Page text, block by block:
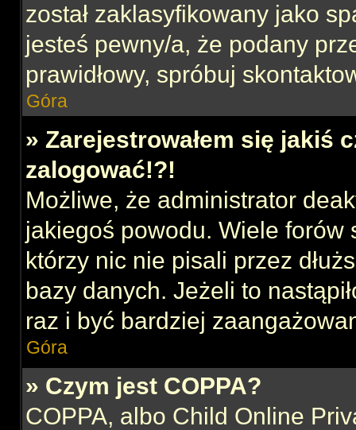
został zaklasyfikowany jako
jesteś pewny/a, że podany
prawidłowy, spróbuj
Góra
» Zarejestrowałem się jakiś
zalogować!?!
Możliwe, że administrator
jakiegoś powodu. Wiele forów
którzy nic nie pisali przez
bazy danych. Jeżeli to
raz i być bardziej
Góra
» Czym jest COPPA?
COPPA, albo Child Online